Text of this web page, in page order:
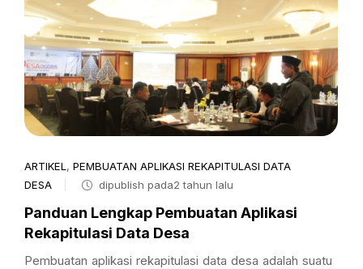
ARTIKEL , PEMBUATAN APLIKASI REKAPITULASI DATA
DESA
dipublish pada2 tahun lalu
Panduan Lengkap Pembuatan Aplikasi
Rekapitulasi Data Desa
Pembuatan aplikasi rekapitulasi data desa adalah suatu